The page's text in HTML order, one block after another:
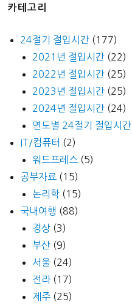
카테고리
24절기 절입시간 (177)
2021년 절입시간 (22)
2022년 절입시간 (25)
2023년 절입시간 (25)
2024년 절입시간 (24)
연도별 24절기 절입시간
IT/컴퓨터 (2)
워드프레스 (5)
공부자료 (15)
논리학 (15)
국내여행 (88)
경상 (3)
부산 (9)
서울 (24)
전라(17)
제주 (25)